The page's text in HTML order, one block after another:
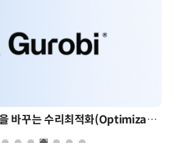
AI 시대의 의사결정을 바꾸는 수리최적화(Optimization): 실제 산업 적용 사례와 활용 전략